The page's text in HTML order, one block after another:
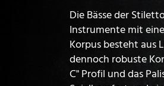
Die Bässe der
Instrumente mit
Korpus besteht aus
dennoch robuste
C" Profil und das